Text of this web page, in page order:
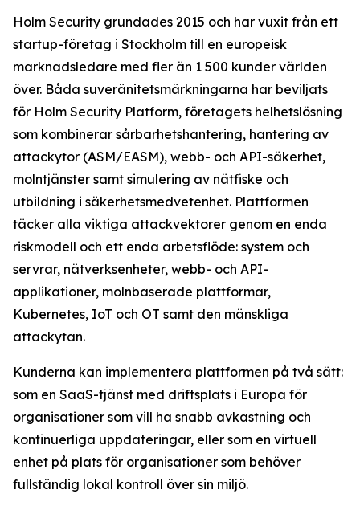
Holm Security grundades 2015 och har vuxit från ett
startup-företag i Stockholm till en europeisk
marknadsledare med fler än 1 500 kunder världen
över. Båda suveränitetsmärkningarna har beviljats
för Holm Security Platform, företagets helhetslösning
som kombinerar sårbarhetshantering, hantering av
attackytor (ASM/EASM), webb- och API-säkerhet,
molntjänster samt simulering av nätfiske och
utbildning i säkerhetsmedvetenhet. Plattformen
täcker alla viktiga attackvektorer genom en enda
riskmodell och ett enda arbetsflöde: system och
servrar, nätverksenheter, webb- och API-
applikationer, molnbaserade plattformar,
Kubernetes, IoT och OT samt den mänskliga
attackytan.
Kunderna kan implementera plattformen på två sätt:
som en SaaS-tjänst med driftsplats i Europa för
organisationer som vill ha snabb avkastning och
kontinuerliga uppdateringar, eller som en virtuell
enhet på plats för organisationer som behöver
fullständig lokal kontroll över sin miljö.